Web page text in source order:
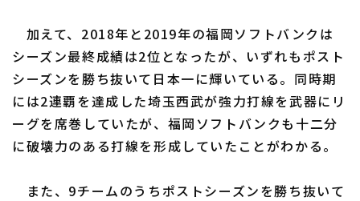
加えて、2018年と2019年の福岡ソフトバンクは
シーズン最終成績は2位となったが、いずれもポスト
シーズンを勝ち抜いて日本一に輝いている。同時期
には2連覇を達成した埼玉西武が強力打線を武器にリ
ーグを席巻していたが、福岡ソフトバンクも十二分
に破壊力のある打線を形成していたことがわかる。
また、9チームのうちポストシーズンを勝ち抜いて